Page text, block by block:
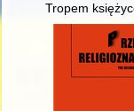
Tropem